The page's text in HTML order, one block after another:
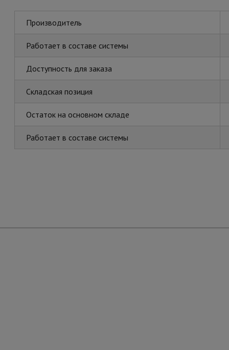
Производитель
Работает в составе системы
Доступность для заказа
Складская позиция
Остаток на основном складе
Работает в составе системы